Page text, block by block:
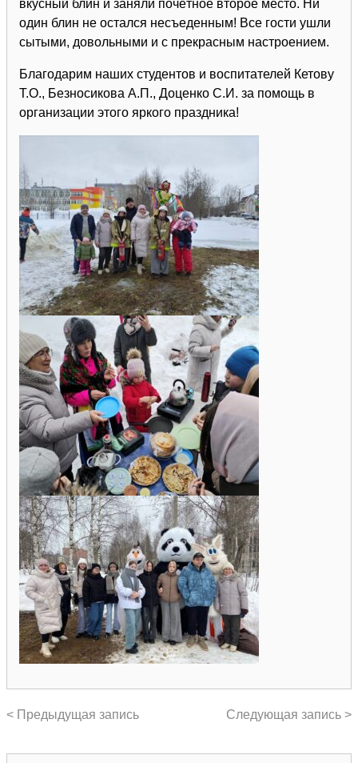
вкусный блин и заняли почётное второе место. Ни
один блин не остался несъеденным! Все гости ушли
сытыми, довольными и с прекрасным настроением.
Благодарим наших студентов и воспитателей Кетову
Т.О., Безносикова А.П., Доценко С.И. за помощь в
организации этого яркого праздника!
< Предыдущая запись Следующая запись >